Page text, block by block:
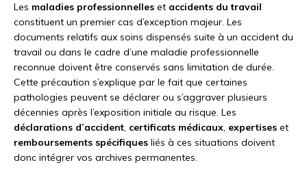
Les maladies professionnelles et accidents du travail
constituent un premier cas d’exception majeur. Les
documents relatifs aux soins dispensés suite à un accident du
travail ou dans le cadre d’une maladie professionnelle
reconnue doivent être conservés sans limitation de durée.
Cette précaution s’explique par le fait que certaines
pathologies peuvent se déclarer ou s’aggraver plusieurs
décennies après l’exposition initiale au risque. Les
déclarations d’accident, certificats médicaux, expertises et
remboursements spécifiques liés à ces situations doivent
donc intégrer vos archives permanentes.